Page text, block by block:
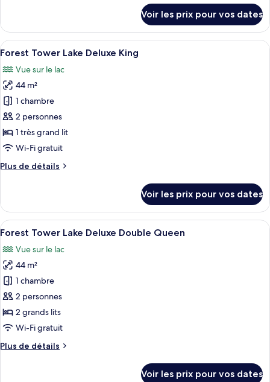
+
Wellness
Club
Deluxe
Double
Queen
le
type
de
Ocean
Tower
Lake
Deluxe
Double
Queen
Voir les prix pour vos dates
Afficher
toutes
les
photos
pour
ce
type
de
chambre :
Forest
Deluxe
King
Une chambre d’hôtel avec un grand
5
Forest Tower Lake Deluxe King
Vue sur le lac
44 m²
1 chambre
2 personnes
1 très grand lit
Wi-Fi gratuit
Plus de détails
Plus
le
type
de
Forest
Tower
Lake
Deluxe
King
Voir les prix pour vos dates
Afficher
toutes
les
photos
pour
ce
type
de
chambre :
Forest
Une chambre d’hôtel avec deux lits,
5
Forest Tower Lake Deluxe Double Queen
Vue sur le lac
44 m²
1 chambre
2 personnes
2 grands lits
Wi-Fi gratuit
Plus de détails
Plus
Voir les prix pour vos dates